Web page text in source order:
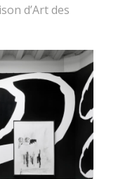
d’Art des